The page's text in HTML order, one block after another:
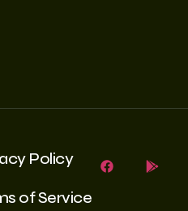
Policy
of Service